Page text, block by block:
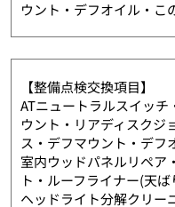
ウント・デフオイル・こ
【整備点検交換項目】
ATニュートラルスイッ
ウント・リアディスクジ
ス・デフマウント・デフ
室内ウッドパネルリペア
ト・ルーフライナー(天
ヘッドライト分解クリー